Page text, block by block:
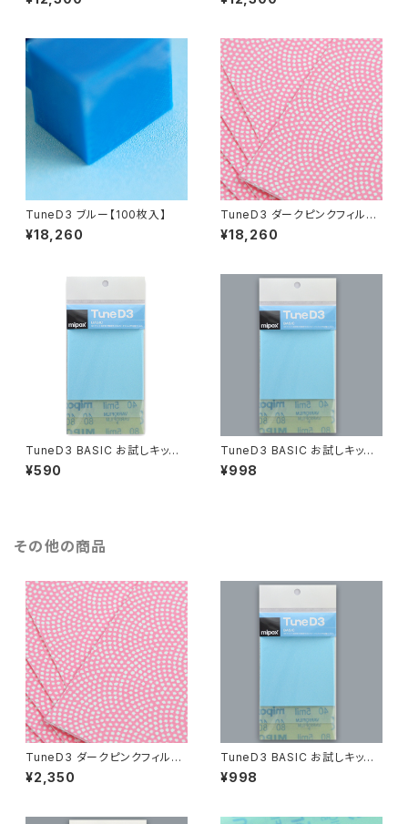
TuneD3 ブルー【100枚入】
¥18,260
TuneD3 ダークピンクフィルム
【100枚入】
¥18,260
TuneD3 BASIC お試しキット
【3枚入り】
¥590
TuneD3 BASIC お試しキット
【6枚入り】
¥998
その他の商品
TuneD3 ダークピンクフィルム
【10枚入】
¥2,350
TuneD3 BASIC お試しキット
【6枚入り】
¥998